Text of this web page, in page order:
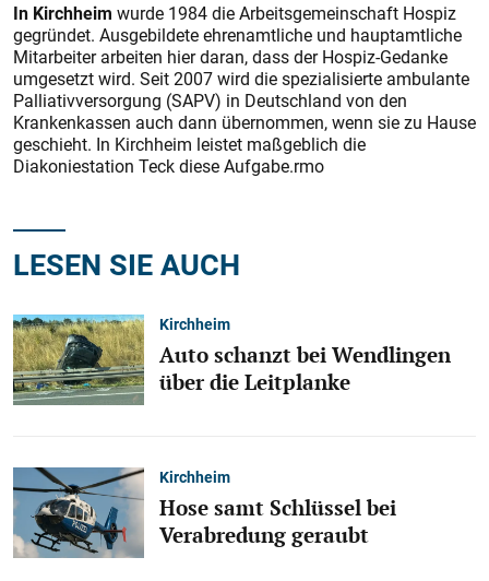
In Kirchheim wurde 1984 die Arbeitsgemeinschaft Hospiz
gegründet. Ausgebildete ehrenamtliche und hauptamtliche
Mitarbeiter arbeiten hier daran, dass der Hospiz-Gedanke
umgesetzt wird. Seit 2007 wird die spezialisierte ambulante
Palliativversorgung (SAPV) in Deutschland von den
Krankenkassen auch dann übernommen, wenn sie zu Hause
geschieht. In Kirchheim leistet maßgeblich die
Diakoniestation Teck diese Aufgabe.rmo
LESEN SIE AUCH
Kirchheim
Auto schanzt bei Wendlingen
über die Leitplanke
Kirchheim
Hose samt Schlüssel bei
Verabredung geraubt